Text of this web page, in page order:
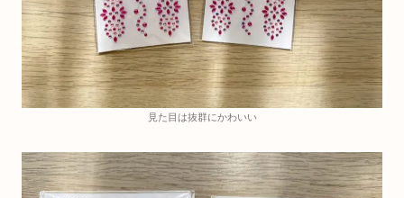
見た目は抜群にかわいい